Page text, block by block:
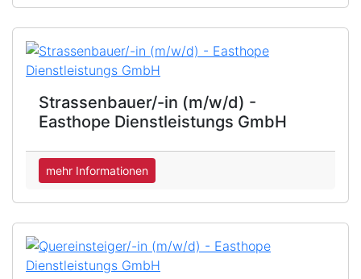
Strassenbauer/-in (m/w/d) -
Easthope Dienstleistungs GmbH
mehr Informationen